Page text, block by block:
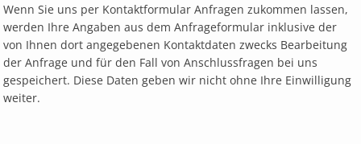
Wenn Sie uns per Kontaktformular Anfragen zukommen lassen,
werden Ihre Angaben aus dem Anfrageformular inklusive der
von Ihnen dort angegebenen Kontaktdaten zwecks Bearbeitung
der Anfrage und für den Fall von Anschlussfragen bei uns
gespeichert. Diese Daten geben wir nicht ohne Ihre Einwilligung
weiter.